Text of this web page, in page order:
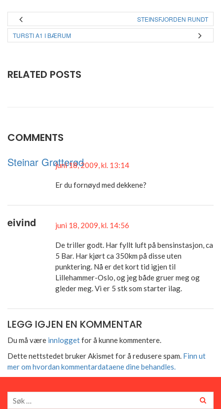
STEINSFJORDEN RUNDT
TURSTI A1 I BÆRUM
RELATED POSTS
COMMENTS
Steinar Grøtterødjuni 18, 2009, kl. 13:14
Er du fornøyd med dekkene?
eivind juni 18, 2009, kl. 14:56
De triller godt. Har fyllt luft på bensinstasjon, ca
5 Bar. Har kjørt ca 350km på disse uten
punktering. Nå er det kort tid igjen til
Lillehammer-Oslo, og jeg både gruer meg og
gleder meg. Vi er 5 stk som starter ilag.
LEGG IGJEN EN KOMMENTAR
Du må være innloggetfor å kunne kommentere.
Dette nettstedet bruker Akismet for å redusere spam. Finn ut
mer om hvordan kommentardataene dine behandles.